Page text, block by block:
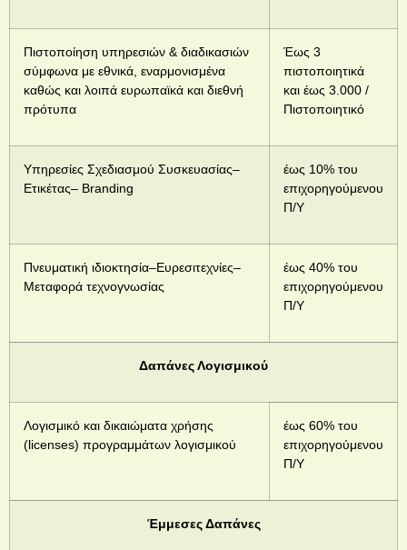
Πιστοποίηση υπηρεσιών & διαδικασιών
σύμφωνα με εθνικά, εναρμονισμένα
καθώς και λοιπά ευρωπαϊκά και διεθνή
πρότυπα
Έως 3
πιστοποιητικά
και έως 3.000 /
Πιστοποιητικό
Υπηρεσίες Σχεδιασμού Συσκευασίας–
Ετικέτας– Branding
έως 10% του
επιχορηγούμενου
Π/Υ
Πνευματική ιδιοκτησία–Ευρεσιτεχνίες–
Μεταφορά τεχνογνωσίας
έως 40% του
επιχορηγούμενου
Π/Υ
Δαπάνες Λογισμικού
Λογισμικό και δικαιώματα χρήσης
(licenses) προγραμμάτων λογισμικού
έως 60% του
επιχορηγούμενου
Π/Υ
Έμμεσες Δαπάνες